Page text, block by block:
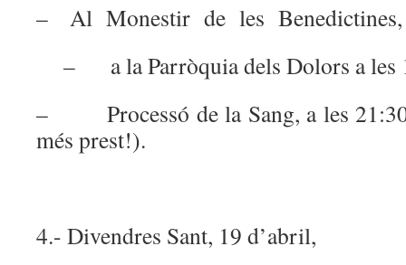
– Al Monestir de les
– a la Parròquia dels Dolors a les
– Processó de la Sang, a les
més prest!).
4.- Divendres Sant, 19 d’abril,